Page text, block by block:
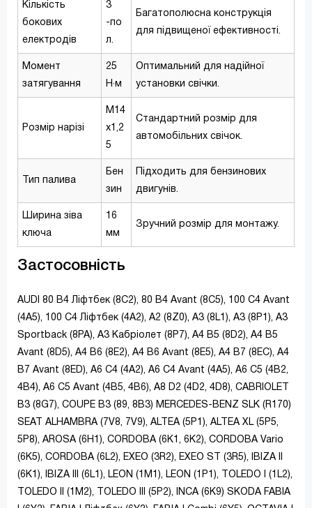
Кількість
бокових
електродів
3
-по
л.
Багатополюсна конструкція
для підвищеної ефективності.
Момент
затягування
25
Н·м
Оптимальний для надійної
установки свічки.
Розмір нарізі
M14
x1,2
5
Стандартний розмір для
автомобільних свічок.
Тип палива
Бен
зин
Підходить для бензинових
двигунів.
Ширина зіва
ключа
16
мм
Зручний розмір для монтажу.
Застосовність
AUDI 80 B4 Ліфтбек (8C2), 80 B4 Avant (8C5), 100 C4 Avant
(4A5), 100 C4 Ліфтбек (4A2), A2 (8Z0), A3 (8L1), A3 (8P1), A3
Sportback (8PA), A3 Кабріолет (8P7), A4 B5 (8D2), A4 B5
Avant (8D5), A4 B6 (8E2), A4 B6 Avant (8E5), A4 B7 (8EC), A4
B7 Avant (8ED), A6 C4 (4A2), A6 C4 Avant (4A5), A6 C5 (4B2,
4B4), A6 C5 Avant (4B5, 4B6), A8 D2 (4D2, 4D8), CABRIOLET
B3 (8G7), COUPE B3 (89, 8B3) MERCEDES-BENZ SLK (R170)
SEAT ALHAMBRA (7V8, 7V9), ALTEA (5P1), ALTEA XL (5P5,
5P8), AROSA (6H1), CORDOBA (6K1, 6K2), CORDOBA Vario
(6K5), CORDOBA (6L2), EXEO (3R2), EXEO ST (3R5), IBIZA II
(6K1), IBIZA III (6L1), LEON (1M1), LEON (1P1), TOLEDO I (1L2),
TOLEDO II (1M2), TOLEDO III (5P2), INCA (6K9) SKODA FABIA